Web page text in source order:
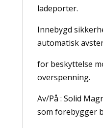
ladeporter.
Innebygd
automatisk
for beskyttelse
overspenning.
Av/På : Solid
som forebygger